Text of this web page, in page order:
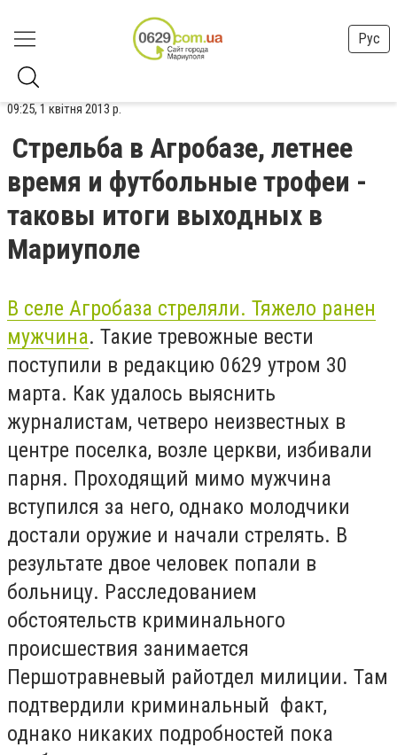
Рус
09:25, 1 квітня 2013 р.
Стрельба в Агробазе, летнее
время и футбольные трофеи -
таковы итоги выходных в
Мариуполе
В селе Агробаза стреляли. Тяжело ранен
мужчина. Такие тревожные вести
поступили в редакцию 0629 утром 30
марта. Как удалось выяснить
журналистам, четверо неизвестных в
центре поселка, возле церкви, избивали
парня. Проходящий мимо мужчина
вступился за него, однако молодчики
достали оружие и начали стрелять. В
результате двое человек попали в
больницу. Расследованием
обстоятельств криминального
происшествия занимается
Першотравневый райотдел милиции. Там
подтвердили криминальный факт,
однако никаких подробностей пока